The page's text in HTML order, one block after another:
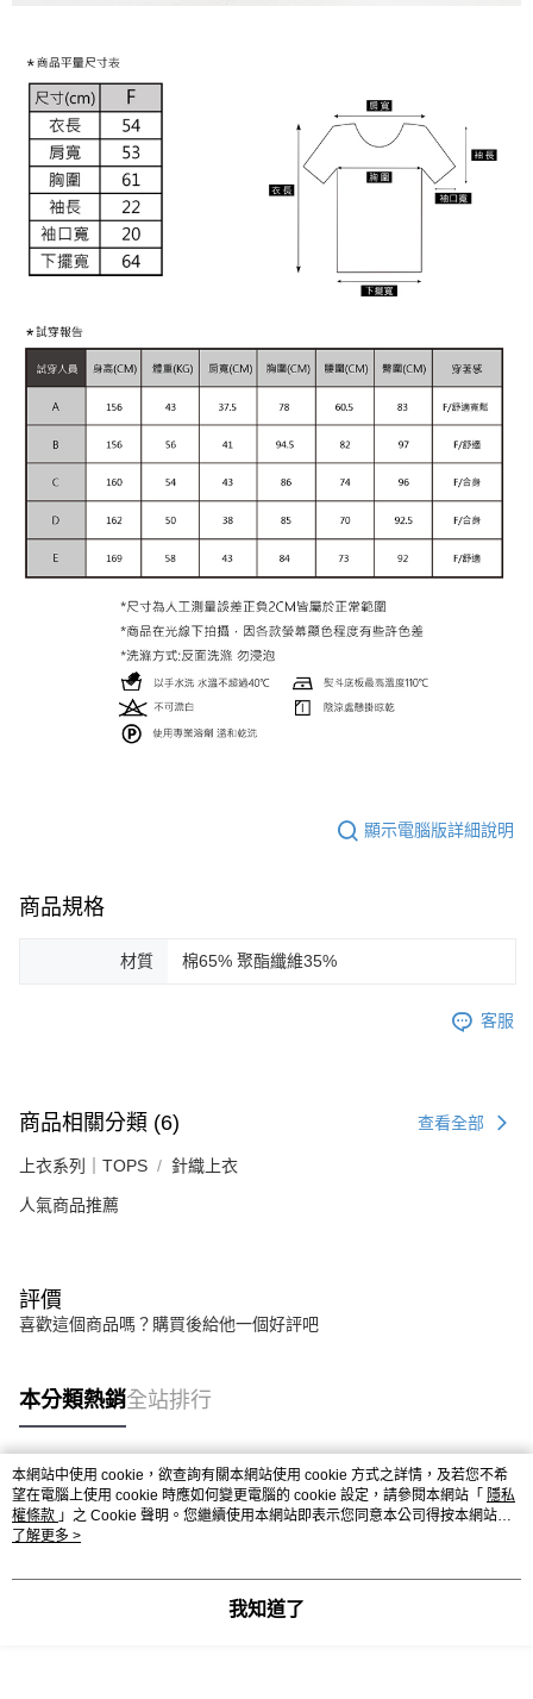
顯示電腦版詳細說明
商品規格
材質 棉65% 聚酯纖維35%
客服
商品相關分類 (6) 查看全部
上衣系列｜TOPS 針織上衣
人氣商品推薦
評價
喜歡這個商品嗎？購買後給他一個好評吧
本分類熱銷全站排行
熱門標籤
本網站中使用 cookie，欲查詢有關本網站使用 cookie 方式之詳情，及若您不希
望在電腦上使用 cookie 時應如何變更電腦的 cookie 設定，請參閱本網站「 隱私
權條款 」之 Cookie 聲明。您繼續使用本網站即表示您同意本公司得按本網站使
用條款之 Cookie 聲明使用 cookie。
了解更多 >
我知道了